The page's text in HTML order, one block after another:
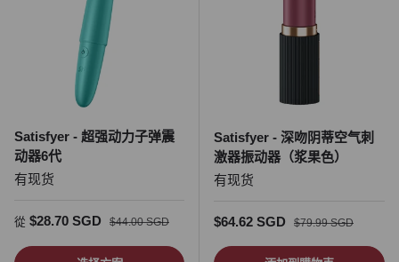
Satisfyer - 超强动力子弹震
动器6代
有现货
促销价
從 $28.70 SGD 正常价格
$44.00 SGD
Satisfyer - 深吻阴蒂空气刺
激器振动器（浆果色）
有现货
促销价
$64.62 SGD 正常价格
$79.99 SGD